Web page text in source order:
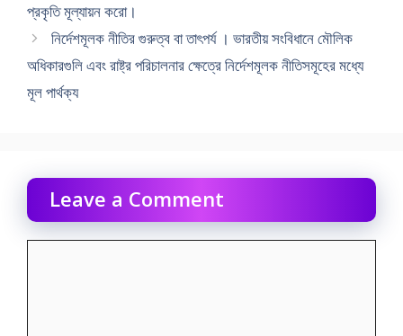
প্রকৃতি মূল্যায়ন করাে।
নির্দেশমূলক নীতির গুরুত্ব বা তাৎপর্য । ভারতীয় সংবিধানে মৌলিক
অধিকারগুলি এবং রাষ্ট্র পরিচালনার ক্ষেত্রে নির্দেশমূলক নীতিসমূহের মধ্যে
মূল পার্থক্য
Leave a Comment